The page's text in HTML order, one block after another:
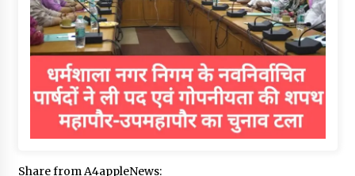
Share from A4appleNews: